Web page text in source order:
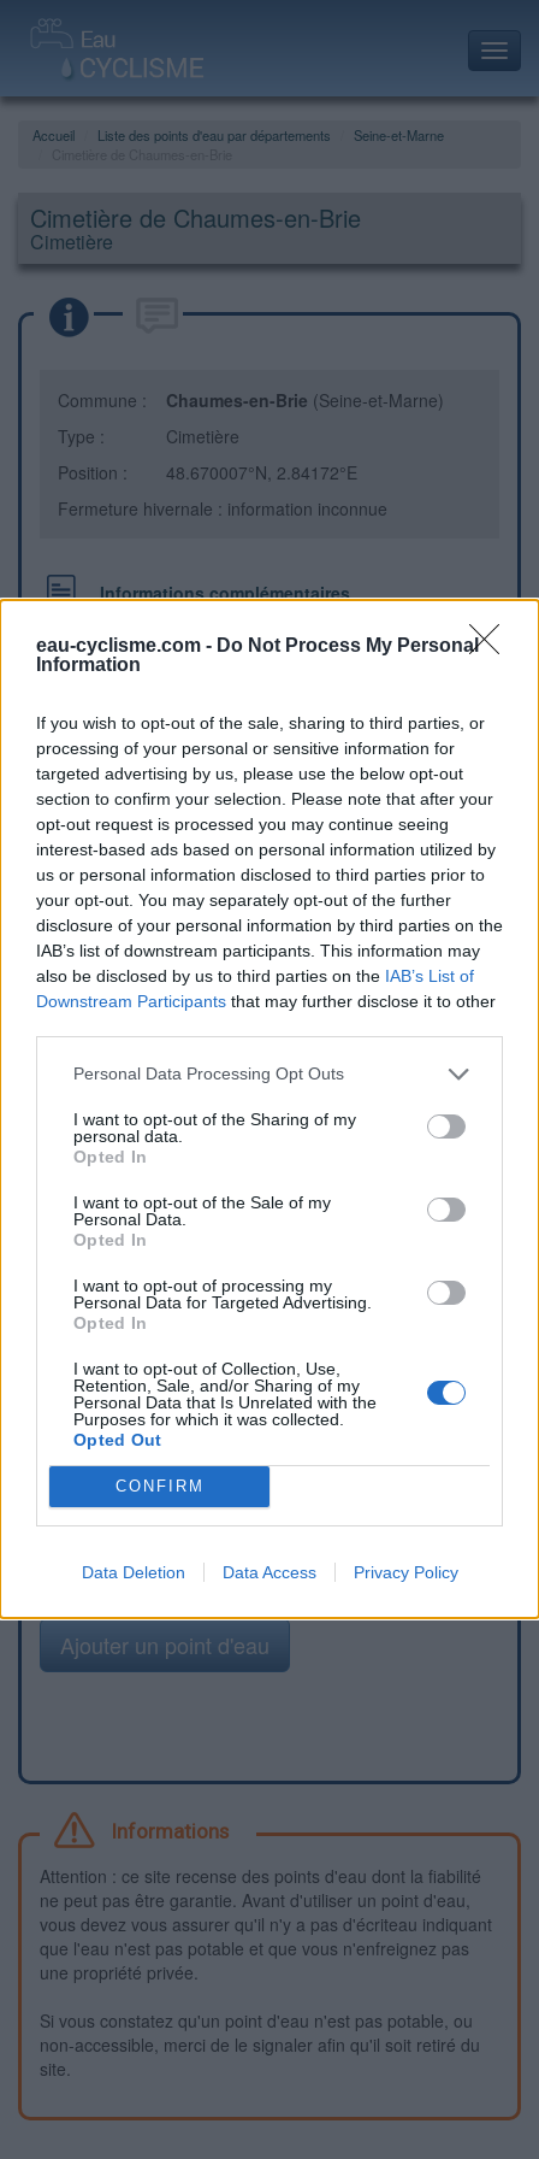
eau-cyclisme.com - Do Not Process My Personal
Information
If you wish to opt-out of the sale, sharing to third parties, or
processing of your personal or sensitive information for
targeted advertising by us, please use the below opt-out
section to confirm your selection. Please note that after your
opt-out request is processed you may continue seeing
interest-based ads based on personal information utilized by
us or personal information disclosed to third parties prior to
your opt-out. You may separately opt-out of the further
disclosure of your personal information by third parties on the
IAB’s list of downstream participants. This information may
also be disclosed by us to third parties on the IAB’s List of
Downstream Participants that may further disclose it to other
Personal Data Processing Opt Outs
I want to opt-out of the Sharing of my
personal data.
Opted In
I want to opt-out of the Sale of my
Personal Data.
Opted In
I want to opt-out of processing my
Personal Data for Targeted Advertising.
Opted In
I want to opt-out of Collection, Use,
Retention, Sale, and/or Sharing of my
Personal Data that Is Unrelated with the
Purposes for which it was collected.
Opted Out
CONFIRM
Data Deletion Data Access Privacy Policy
Accueil Liste des points d'eau par départements
Seine-et-Marne
Cimetière de Chaumes-en-Brie
Cimetière
Commune : Chaumes-en-Brie (Seine-et-Marne)
Type :
Cimetière
Position :
48.670007°N, 2.84172°E
Fermeture hivernale : information inconnue
Informations complémentaires
Le cimetière se trouve à la sortie haute du village, en
direction de Châtres (rue de Châtres, D144)
Repères visuels
Afficher la carte
Signaler une erreur
Ajouter un point d'eau
Informations
Attention : ce site recense des points d'eau dont la fiabilité
ne peut pas être garantie. Avant d'utiliser un point d'eau,
vous devez vous assurer qu'il n'y a pas d'écriteau indiquant
que l'eau n'est pas potable et que vous n'enfreignez pas
une propriété privée.
Si vous constatez qu'un point d'eau n'est pas potable, ou
non-accessible, merci de le signaler afin qu'il soit retiré du
site.